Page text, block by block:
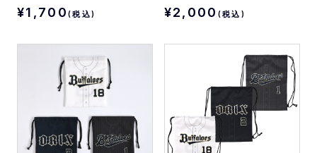
¥1,700 (税込) ¥2,000 (税込)